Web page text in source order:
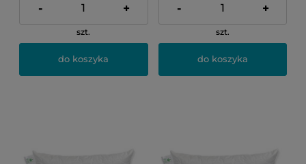
- +
szt.
do koszyka
- +
szt.
do koszyka